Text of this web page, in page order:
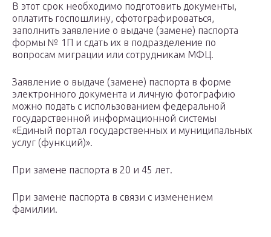
В этот срок необходимо подготовить документы,
оплатить госпошлину, сфотографироваться,
заполнить заявление о выдаче (замене) паспорта
формы № 1П и сдать их в подразделение по
вопросам миграции или сотрудникам МФЦ.
Заявление о выдаче (замене) паспорта в форме
электронного документа и личную фотографию
можно подать с использованием федеральной
государственной информационной системы
«Единый портал государственных и муниципальных
услуг (функций)».
При замене паспорта в 20 и 45 лет.
При замене паспорта в связи с изменением
фамилии.